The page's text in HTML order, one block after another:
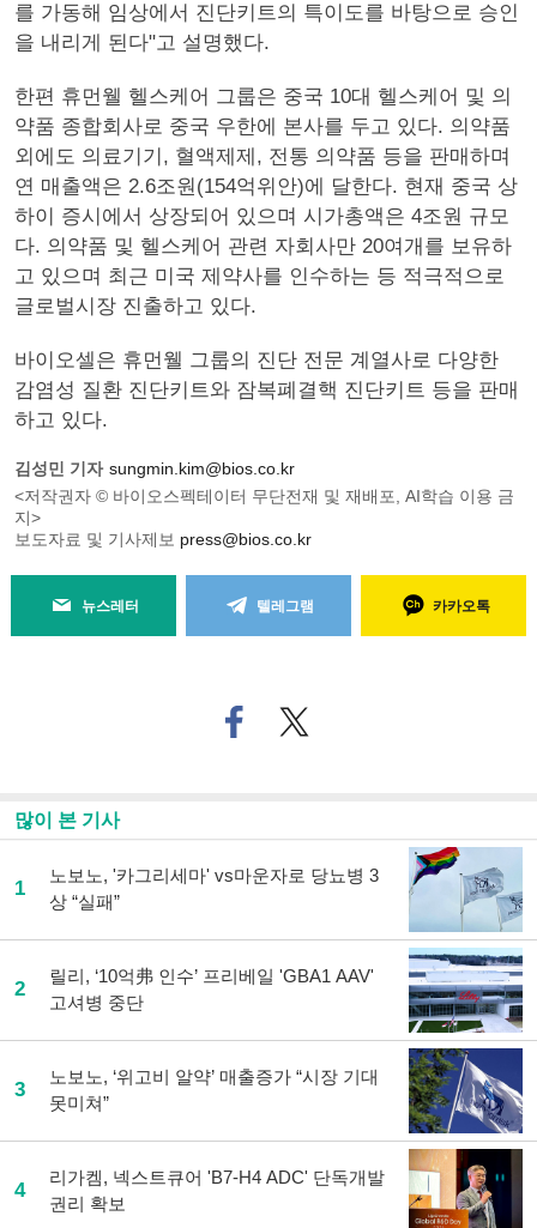
를 가동해 임상에서 진단키트의 특이도를 바탕으로 승인
을 내리게 된다"고 설명했다.
한편 휴먼웰 헬스케어 그룹은 중국 10대 헬스케어 및 의
약품 종합회사로 중국 우한에 본사를 두고 있다. 의약품
외에도 의료기기, 혈액제제, 전통 의약품 등을 판매하며
연 매출액은 2.6조원(154억위안)에 달한다. 현재 중국 상
하이 증시에서 상장되어 있으며 시가총액은 4조원 규모
다. 의약품 및 헬스케어 관련 자회사만 20여개를 보유하
고 있으며 최근 미국 제약사를 인수하는 등 적극적으로
글로벌시장 진출하고 있다.
바이오셀은 휴먼웰 그룹의 진단 전문 계열사로 다양한
감염성 질환 진단키트와 잠복폐결핵 진단키트 등을 판매
하고 있다.
김성민 기자 sungmin.kim@bios.co.kr
<저작권자 © 바이오스펙테이터 무단전재 및 재배포, AI학습 이용 금
지>
보도자료 및 기사제보 press@bios.co.kr
뉴스레터 텔레그램 카카오톡
페
이
기
사
공
트위
터로
많이 본 기사
1
노보노, '카그리세마' vs마운자로 당뇨병 3
상 “실패”
2
릴리, ‘10억弗 인수’ 프리베일 'GBA1 AAV'
고셔병 중단
3
노보노, ‘위고비 알약’ 매출증가 “시장 기대
못미쳐”
4
리가켐, 넥스트큐어 'B7-H4 ADC' 단독개발
권리 확보